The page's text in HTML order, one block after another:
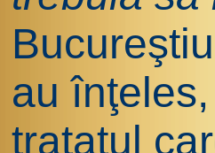
au
tratatul